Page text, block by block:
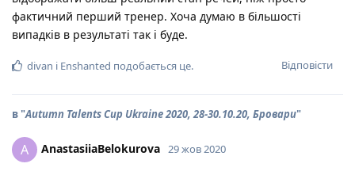
фактичний перший тренер. Хоча думаю в більшості
випадків в результаті так і буде.
Відповісти
divan і Enshanted подобається це.
в "Autumn Talents Cup Ukraine 2020, 28-30.10.20, Бровари"
A AnastasiiaBelokurova 29 жов 2020